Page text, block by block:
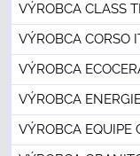
VÝROBCA CLASS
VÝROBCA CORSO
VÝROBCA
VÝROBCA
VÝROBCA EQUIPE